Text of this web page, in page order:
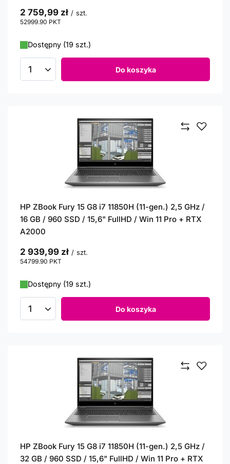
2 759,99 zł / szt.
52999.90 PKT
Dostępny (19 szt.)
Ilość produktów Do koszyka
HP ZBook Fury 15 G8 i7 11850H (11-gen.) 2,5 GHz /
16 GB / 960 SSD / 15,6" FullHD / Win 11 Pro + RTX
A2000
2 939,99 zł / szt.
54799.90 PKT
Dostępny (19 szt.)
Ilość produktów Do koszyka
HP ZBook Fury 15 G8 i7 11850H (11-gen.) 2,5 GHz /
32 GB / 960 SSD / 15,6" FullHD / Win 11 Pro + RTX